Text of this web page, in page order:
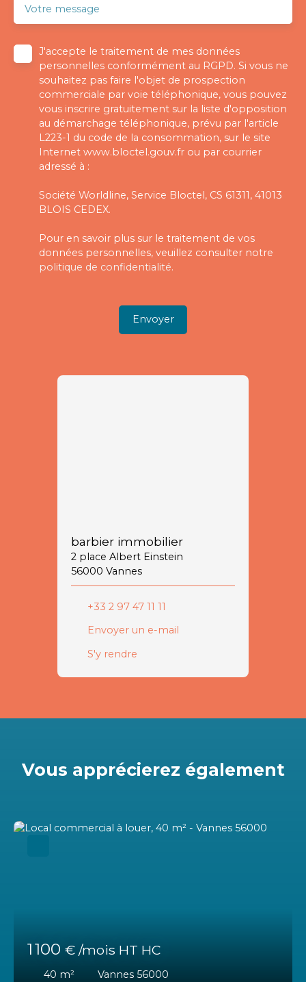
Votre message
J'accepte le traitement de mes données
personnelles conformément au RGPD. Si vous ne
souhaitez pas faire l'objet de prospection
commerciale par voie téléphonique, vous pouvez
vous inscrire gratuitement sur la liste d'opposition
au démarchage téléphonique, prévu par l'article
L223-1 du code de la consommation, sur le site
Internet www.bloctel.gouv.fr ou par courrier
adressé à :
Société Worldline, Service Bloctel, CS 61311, 41013
BLOIS CEDEX.
Pour en savoir plus sur le traitement de vos
données personnelles, veuillez consulter notre
politique de confidentialité.
Envoyer
barbier immobilier
2 place Albert Einstein
56000 Vannes
+33 2 97 47 11 11
Envoyer un e-mail
S'y rendre
Vous apprécierez également
1 100 € /mois HT HC
40 m² Vannes 56000